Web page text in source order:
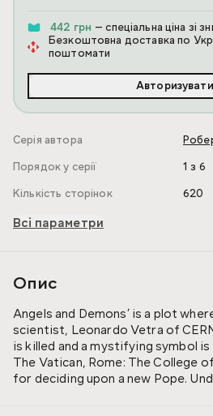
442 грн — спеціальна ціна зі
Безкоштовна доставка по
поштомати
Серія автора
Порядок у серії
1 з 6
Кількість сторінок
620
Всі параметри
Опис
Angels and Demons’ is a plot
scientist, Leonardo Vetra of
is killed and a mystifying symbol
The Vatican, Rome: The College
for deciding upon a new Pope.